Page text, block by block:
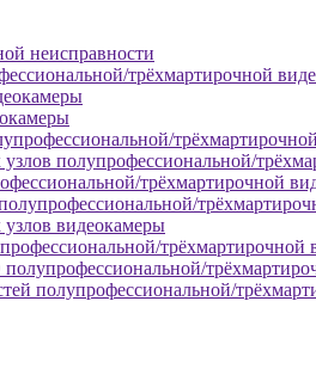
неисправности
трёхмартирочной
полупрофессиональной/
трёхмартирочной
видеокамеры
трёхмартирочной
полупрофессиональной/